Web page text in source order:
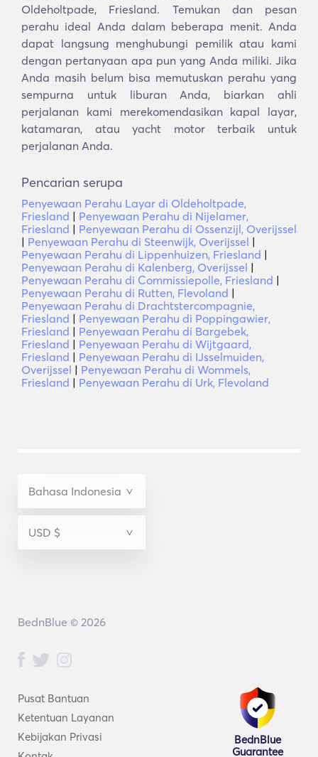
Oldeholtpade, Friesland. Temukan dan pesan
perahu ideal Anda dalam beberapa menit. Anda
dapat langsung menghubungi pemilik atau kami
dengan pertanyaan apa pun yang Anda miliki. Jika
Anda masih belum bisa memutuskan perahu yang
sempurna untuk liburan Anda, biarkan ahli
perjalanan kami merekomendasikan kapal layar,
katamaran, atau yacht motor terbaik untuk
perjalanan Anda.
Pencarian serupa
Penyewaan Perahu Layar di Oldeholtpade,
Friesland | Penyewaan Perahu di Nijelamer,
Friesland | Penyewaan Perahu di Ossenzijl, Overijssel
| Penyewaan Perahu di Steenwijk, Overijssel |
Penyewaan Perahu di Lippenhuizen, Friesland |
Penyewaan Perahu di Kalenberg, Overijssel |
Penyewaan Perahu di Commissiepolle, Friesland |
Penyewaan Perahu di Rutten, Flevoland |
Penyewaan Perahu di Drachtstercompagnie,
Friesland | Penyewaan Perahu di Poppingawier,
Friesland | Penyewaan Perahu di Bargebek,
Friesland | Penyewaan Perahu di Wijtgaard,
Friesland | Penyewaan Perahu di IJsselmuiden,
Overijssel | Penyewaan Perahu di Wommels,
Friesland | Penyewaan Perahu di Urk, Flevoland
Pusat Bantuan
Ketentuan Layanan
Kebijakan Privasi
BednBlue
Guarantee
BednBlue © 2026